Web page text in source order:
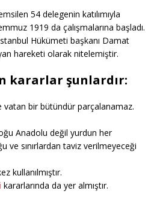
54 delegenin katılımıyla
1919 da çalışmalarına başladı.
Hükümeti başkanı Damat
hareketi olarak nitelemiştir.
kararlar şunlardır:
vatan bir bütündür parçalanamaz.
Anadolu değil yurdun her
ve sınırlardan taviz verilmeyeceği
kullanılmıştır.
kararlarında da yer almıştır.